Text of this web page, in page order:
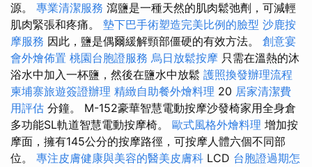
源。 專業清潔服務 瀉鹽是一種天然的肌肉鬆弛劑，可減輕
肌肉緊張和疼痛。 墊下巴手術塑造完美比例的臉型 沙鹿按
摩服務 因此，鹽是偶爾緩解頸部僵硬的有效方法。 創意宴
會外燴佈置 桃園台胞證服務 烏日放鬆按摩 只需在溫熱的沐
浴水中加入一杯鹽，然後在鹽水中放鬆 護照換發辦理流程
柬埔寨旅遊簽證辦理 精緻自助餐外燴料理 20 居家清潔費
用評估 分鐘。 M-152豪華智慧電動按摩沙發椅家用全身倉
多功能SL軌道智慧電動按摩椅。 歐式風格外燴料理 增加按
摩面，擁有145公分的按摩路徑，可按摩人體六個不同部
位。 專注皮膚健康與美容的醫美皮膚科 LCD 台胞證過期怎